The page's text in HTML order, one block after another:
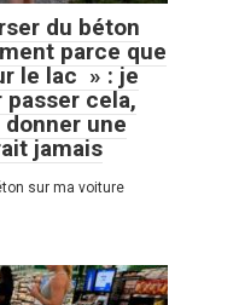
du béton
parce que
le lac » : je
passer cela,
donner une
jamais
sur ma voiture